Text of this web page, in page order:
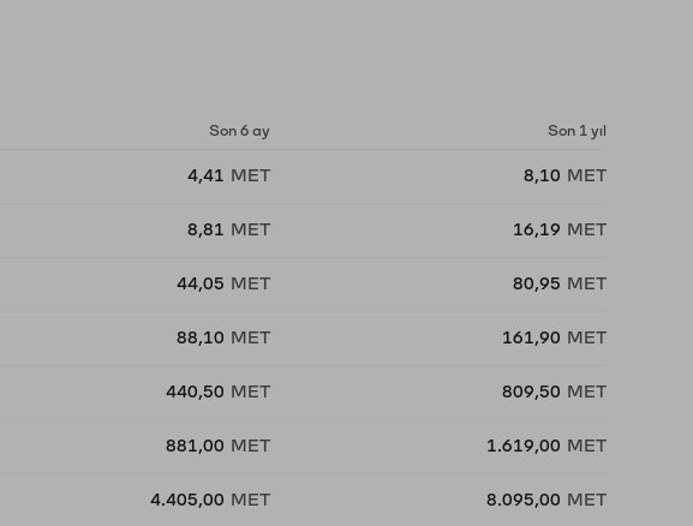
Son 6 ay Son 1 yıl
4,41 MET 8,10 MET
8,81 MET 16,19 MET
44,05 MET 80,95 MET
88,10 MET 161,90 MET
440,50 MET 809,50 MET
881,00 MET 1.619,00 MET
4.405,00 MET 8.095,00 MET